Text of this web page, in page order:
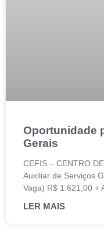
Oportunidade
Gerais
CEFIS – CENTRO
Auxiliar de Serviços
Vaga) R$ 1.621,00 +
LER MAIS